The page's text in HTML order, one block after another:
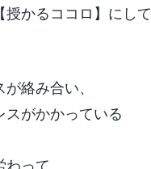
かるココロ】にし
絡み合い、
がかかっている
って、